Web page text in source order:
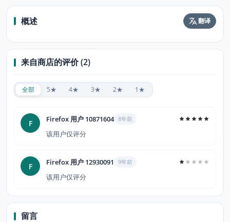
概述 翻译
来自商店的评价 (2)
全部 5★ 4★ 3★ 2★ 1★
F Firefox 用户 10871604 8年前
该用户仅评分
F Firefox 用户 12930091 9年前
该用户仅评分
留言